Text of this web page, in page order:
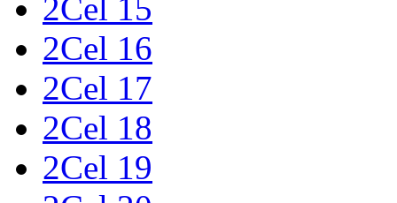
2Cel 15
2Cel 16
2Cel 17
2Cel 18
2Cel 19